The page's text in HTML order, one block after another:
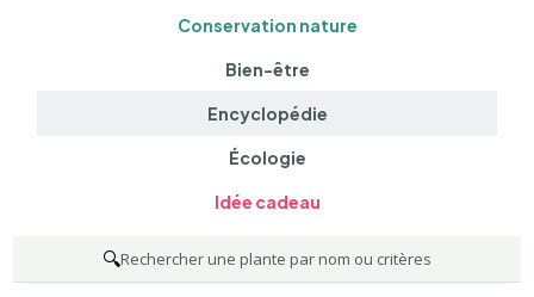
Conservation nature
Bien-être
Encyclopédie
Écologie
Idée cadeau
🔍Rechercher une plante par nom ou critères